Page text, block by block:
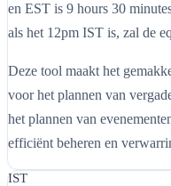
en EST is 9 hours 30
als het 12pm IST is, zal de
Deze tool maakt het
voor het plannen van
het plannen van
efficiënt beheren en
IST